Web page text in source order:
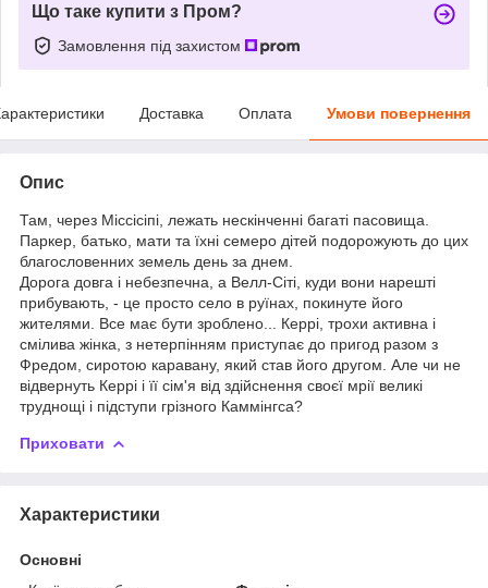
Що таке купити з Пром?
Замовлення під захистом
Доставка Оплата Умови повернення
Опис
Там, через Міссісіпі, лежать нескінченні багаті пасовища.
Паркер, батько, мати та їхні семеро дітей подорожують до цих
благословенних земель день за днем.
Дорога довга і небезпечна, а Велл-Сіті, куди вони нарешті
прибувають, - це просто село в руїнах, покинуте його
жителями. Все має бути зроблено... Керрі, трохи активна і
смілива жінка, з нетерпінням приступає до пригод разом з
Фредом, сиротою каравану, який став його другом. Але чи не
відвернуть Керрі і її сім'я від здійснення своєї мрії великі
труднощі і підступи грізного Каммінгса?
Приховати
Характеристики
Основні